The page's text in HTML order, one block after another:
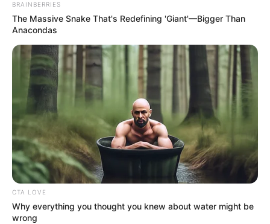
BRAINBERRIES
The Massive Snake That's Redefining 'Giant'—Bigger Than
Anacondas
CTA LOVE
Why everything you thought you knew about water might be
wrong